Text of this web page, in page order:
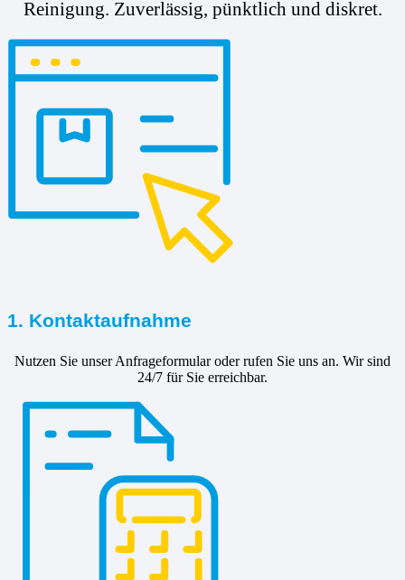
Reinigung. Zuverlässig, pünktlich und diskret.
1. Kontaktaufnahme
Nutzen Sie unser Anfrageformular oder rufen Sie uns an. Wir sind
24/7 für Sie erreichbar.